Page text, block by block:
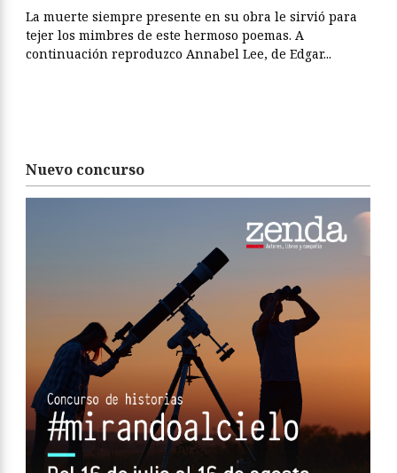
La muerte siempre presente en su obra le sirvió para
tejer los mimbres de este hermoso poemas. A
continuación reproduzco Annabel Lee, de Edgar...
Nuevo concurso